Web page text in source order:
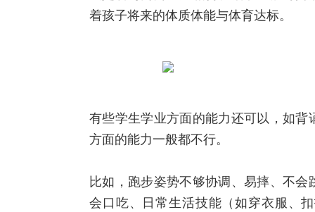
着孩子将来的体质体能与体育达标。
有些学生学业方面的能力还可以，如
方面的能力一般都不行。
比如，跑步姿势不够协调、易摔、不
会口吃、日常生活技能（如穿衣服、